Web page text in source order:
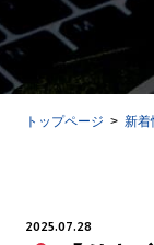
トップページ 新着
2025.07.28